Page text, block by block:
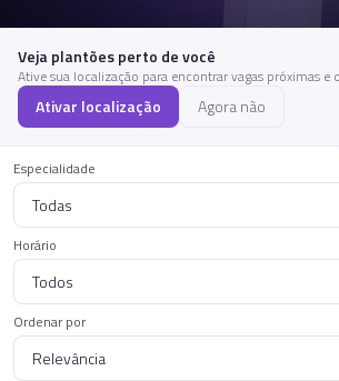
Veja plantões perto de você
Ative sua localização para encontrar vagas próximas e
Ativar localização Agora não
Especialidade
Horário
Ordenar por